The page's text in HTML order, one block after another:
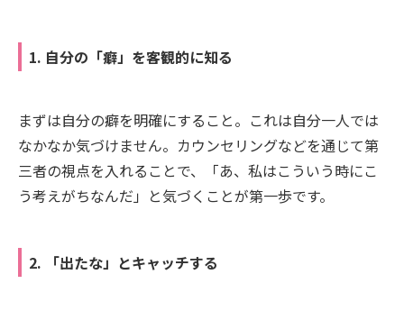
1. 自分の「癖」を客観的に知る
まずは自分の癖を明確にすること。これは自分一人では
なかなか気づけません。カウンセリングなどを通じて第
三者の視点を入れることで、「あ、私はこういう時にこ
う考えがちなんだ」と気づくことが第一歩です。
2. 「出たな」とキャッチする